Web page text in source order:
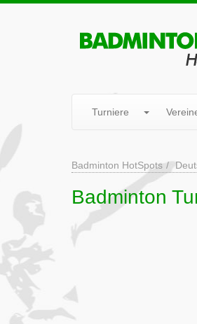
Turniere
Badminton HotSpots
Badminton